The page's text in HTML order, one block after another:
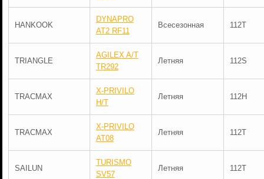
HANKOOK
DYNAPRO
AT2 RF11
Всесезонная 112T
TRIANGLE
AGILEX A/T
TR292
Летняя 112S
TRACMAX
X-PRIVILO
H/T
Летняя 112H
TRACMAX
X-PRIVILO
AT08
Летняя 112T
SAILUN
TURISMO
SV57
Летняя 112T